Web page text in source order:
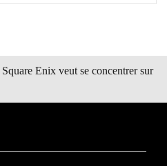
Square Enix veut se concentrer sur